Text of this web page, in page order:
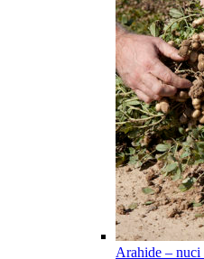
Arahide – nuci